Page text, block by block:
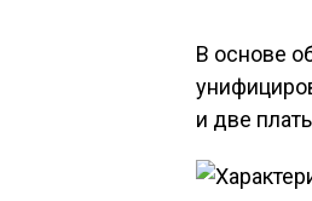
В основе
и две